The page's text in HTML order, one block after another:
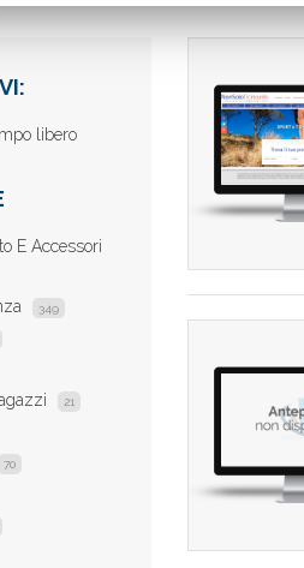
libero
E Accessori
349
21
70